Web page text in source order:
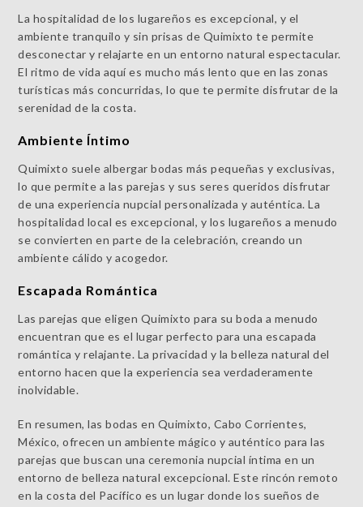
La hospitalidad de los lugareños es excepcional, y el
ambiente tranquilo y sin prisas de Quimixto te permite
desconectar y relajarte en un entorno natural espectacular.
El ritmo de vida aquí es mucho más lento que en las zonas
turísticas más concurridas, lo que te permite disfrutar de la
serenidad de la costa.
Ambiente Íntimo
Quimixto suele albergar bodas más pequeñas y exclusivas,
lo que permite a las parejas y sus seres queridos disfrutar
de una experiencia nupcial personalizada y auténtica. La
hospitalidad local es excepcional, y los lugareños a menudo
se convierten en parte de la celebración, creando un
ambiente cálido y acogedor.
Escapada Romántica
Las parejas que eligen Quimixto para su boda a menudo
encuentran que es el lugar perfecto para una escapada
romántica y relajante. La privacidad y la belleza natural del
entorno hacen que la experiencia sea verdaderamente
inolvidable.
En resumen, las bodas en Quimixto, Cabo Corrientes,
México, ofrecen un ambiente mágico y auténtico para las
parejas que buscan una ceremonia nupcial íntima en un
entorno de belleza natural excepcional. Este rincón remoto
en la costa del Pacífico es un lugar donde los sueños de